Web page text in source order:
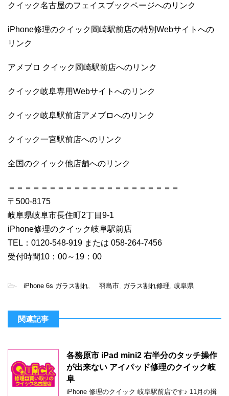
クイック名古屋のフェイスブックページへのリンク
iPhone修理のクイック岡崎駅前店の特別Webサイトへの
リンク
アメブロ クイック岡崎駅前店へのリンク
クイック岐阜専用Webサイトへのリンク
クイック岐阜駅前店アメブロへのリンク
クイック一宮駅前店へのリンク
全国のクイック他店舗へのリンク
＝＝＝＝＝＝＝＝＝＝＝＝＝＝＝＝＝＝＝＝＝
〒500-8175
岐阜県岐阜市長住町2丁目9-1
iPhone修理のクイック岐阜駅前店
TEL：0120-548-919 または 058-264-7456
受付時間10：00～19：00
- iPhone 6s ガラス割れ 羽島市 ガラス割れ修理 岐阜県
関連記事
各務原市 iPad mini2 右半分のタッチ操作
が出来ない アイパッド修理のクイック岐
阜
iPhone 修理のクイック 岐阜駅前店です♪ 11月の揖